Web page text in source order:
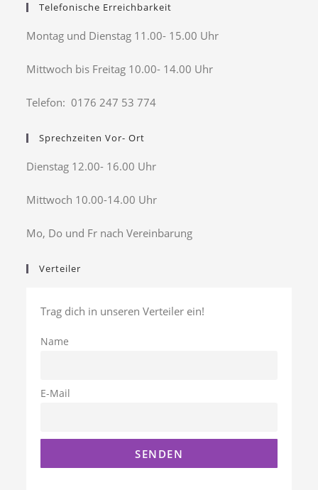
Telefonische Erreichbarkeit
Montag und Dienstag 11.00- 15.00 Uhr
Mittwoch bis Freitag 10.00- 14.00 Uhr
Telefon: 0176 247 53 774
Sprechzeiten Vor- Ort
Dienstag 12.00- 16.00 Uhr
Mittwoch 10.00-14.00 Uhr
Mo, Do und Fr nach Vereinbarung
Verteiler
Trag dich in unseren Verteiler ein!
Name
E-Mail